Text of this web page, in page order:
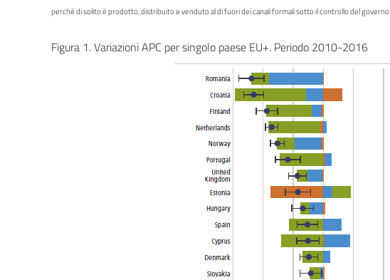
perché di solito è prodotto, distribuito e venduto al di fuori dei canali formali sotto il controllo del governo
Figura 1. Variazioni APC per singolo paese EU+. Periodo 2010-2016